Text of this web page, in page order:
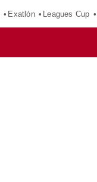
Exatlón Leagues Cup